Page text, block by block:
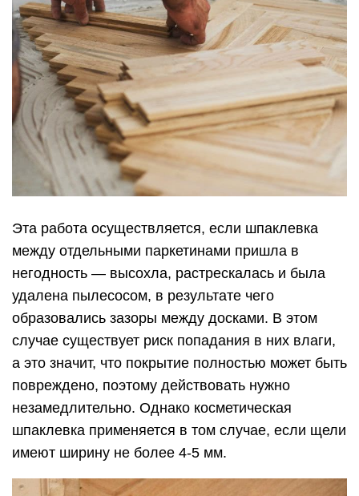
Эта работа осуществляется, если шпаклевка
между отдельными паркетинами пришла в
негодность — высохла, растрескалась и была
удалена пылесосом, в результате чего
образовались зазоры между досками. В этом
случае существует риск попадания в них влаги,
а это значит, что покрытие полностью может быть
повреждено, поэтому действовать нужно
незамедлительно. Однако косметическая
шпаклевка применяется в том случае, если щели
имеют ширину не более 4-5 мм.